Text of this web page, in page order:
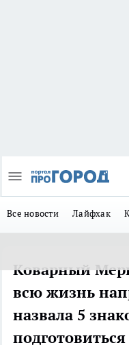
Все новости Лайфхак
Коварный
всю жизнь
назвала 5
подготовиться